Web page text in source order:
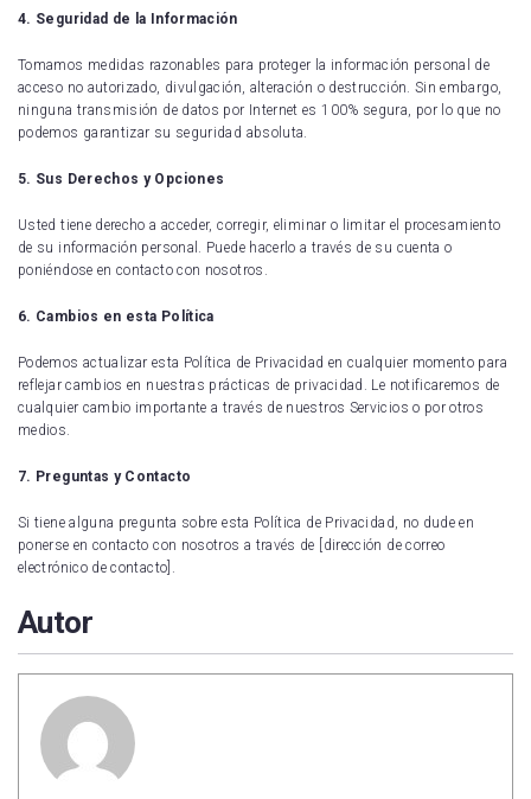
4. Seguridad de la Información
Tomamos medidas razonables para proteger la información personal de
acceso no autorizado, divulgación, alteración o destrucción. Sin embargo,
ninguna transmisión de datos por Internet es 100% segura, por lo que no
podemos garantizar su seguridad absoluta.
5. Sus Derechos y Opciones
Usted tiene derecho a acceder, corregir, eliminar o limitar el procesamiento
de su información personal. Puede hacerlo a través de su cuenta o
poniéndose en contacto con nosotros.
6. Cambios en esta Política
Podemos actualizar esta Política de Privacidad en cualquier momento para
reflejar cambios en nuestras prácticas de privacidad. Le notificaremos de
cualquier cambio importante a través de nuestros Servicios o por otros
medios.
7. Preguntas y Contacto
Si tiene alguna pregunta sobre esta Política de Privacidad, no dude en
ponerse en contacto con nosotros a través de [dirección de correo
electrónico de contacto].
Autor